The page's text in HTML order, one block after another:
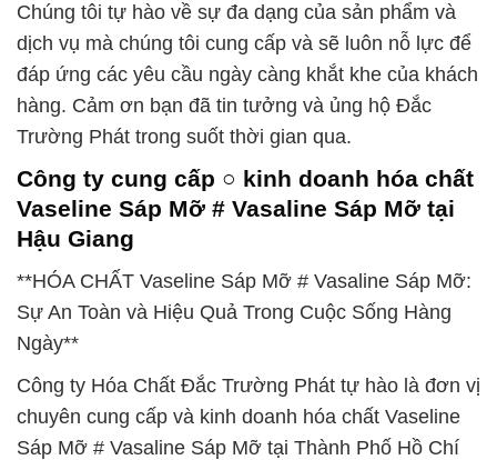
Chúng tôi tự hào về sự đa dạng của sản phẩm và
dịch vụ mà chúng tôi cung cấp và sẽ luôn nỗ lực để
đáp ứng các yêu cầu ngày càng khắt khe của khách
hàng. Cảm ơn bạn đã tin tưởng và ủng hộ Đắc
Trường Phát trong suốt thời gian qua.
Công ty cung cấp ○ kinh doanh hóa chất
Vaseline Sáp Mỡ # Vasaline Sáp Mỡ tại
Hậu Giang
**HÓA CHẤT Vaseline Sáp Mỡ # Vasaline Sáp Mỡ:
Sự An Toàn và Hiệu Quả Trong Cuộc Sống Hàng
Ngày**
Công ty Hóa Chất Đắc Trường Phát tự hào là đơn vị
chuyên cung cấp và kinh doanh hóa chất Vaseline
Sáp Mỡ # Vasaline Sáp Mỡ tại Thành Phố Hồ Chí